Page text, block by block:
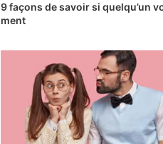
9 façons de savoir si quelqu’un
ment